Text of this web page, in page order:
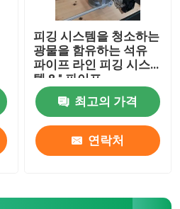
피깅 시스템을 청소하는
광물을 함유하는 석유
파이프 라인 피깅 시스
템 8 " 파이프
최고의 가격
연락처